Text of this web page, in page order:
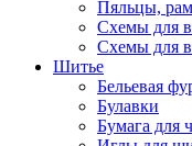
Пяльцы,
Схемы для
Схемы для
Шитье
Бельевая
Булавки
Бумага для